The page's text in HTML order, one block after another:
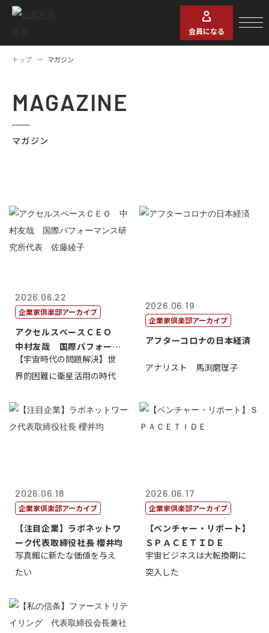
会員になる
トップ マガジン
MAGAZINE
マガジン
2026.06.22
企業家倶楽部アーカイブ
アクセルスペースＣＥＯ
中村友哉 国際パフォーマ
ンス研究所代...
【宇宙時代の問題解決】世
界的困難に衛星活用の時代
2026.06.19
企業家倶楽部アーカイブ
アフターコロナの日本経済
アナリスト 馬渕磨理子
2026.06.18
企業家倶楽部アーカイブ
【注目企業】ラボネットワ
ーク代表取締役社長 櫻井均
写真館に新たな価値を与え
たい
2026.06.17
企業家倶楽部アーカイブ
【ベンチャー・リポート】
ＳＰＡＣＥＴＩＤＥ
宇宙ビジネスは大転換期に
突入した